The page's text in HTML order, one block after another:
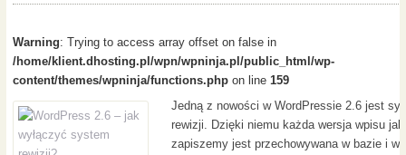
Warning: Trying to access array offset on false in
/home/klient.dhosting.pl/wpn/wpninja.pl/public_html/wp-
content/themes/wpninja/functions.php on line 159
Jedną z nowości w WordPressie 2.6 jest
rewizji. Dzięki niemu każda wersja wpisu
zapiszemy jest przechowywana w bazie i w